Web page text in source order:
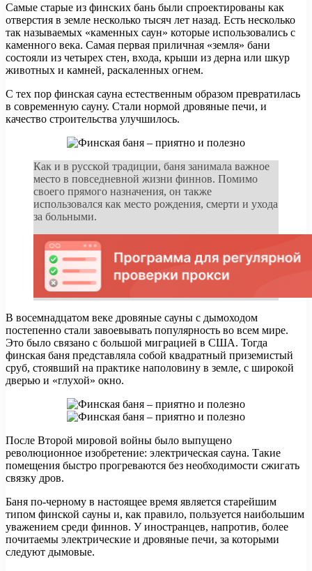
Самые старые из финских бань были спроектированы как
отверстия в земле несколько тысяч лет назад. Есть несколько
так называемых «каменных саун» которые использовались с
каменного века. Самая первая приличная «земля» бани
состояли из четырех стен, входа, крыши из дерна или шкур
животных и камней, раскаленных огнем.
С тех пор финская сауна естественным образом превратилась
в современную сауну. Стали нормой дровяные печи, и
качество строительства улучшилось.
Как и в русской традиции, баня занимала важное
место в повседневной жизни финнов. Помимо
своего прямого назначения, он также
использовался как место рождения, смерти и ухода
за больными.
В восемнадцатом веке дровяные сауны с дымоходом
постепенно стали завоевывать популярность во всем мире.
Это было связано с большой миграцией в США. Тогда
финская баня представляла собой квадратный приземистый
сруб, стоявший на практике наполовину в земле, с широкой
дверью и «глухой» окно.
После Второй мировой войны было выпущено
революционное изобретение: электрическая сауна. Такие
помещения быстро прогреваются без необходимости сжигать
связку дров.
Баня по-черному в настоящее время является старейшим
типом финской сауны и, как правило, пользуется наибольшим
уважением среди финнов. У иностранцев, напротив, более
почитаемы электрические и дровяные печи, за которыми
следуют дымовые.